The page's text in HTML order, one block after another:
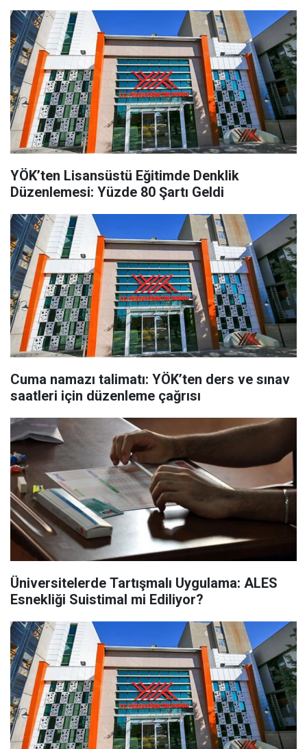
YÖK’ten Lisansüstü Eğitimde Denklik
Düzenlemesi: Yüzde 80 Şartı Geldi
Cuma namazı talimatı: YÖK’ten ders ve sınav
saatleri için düzenleme çağrısı
Üniversitelerde Tartışmalı Uygulama: ALES
Esnekliği Suistimal mi Ediliyor?